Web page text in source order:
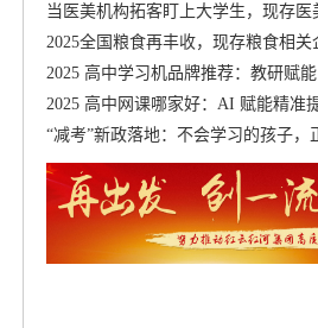
当医美机构拓客盯上大学生，现存医
2025全国粮食再丰收，现存粮食相关
2025 高中学习机品牌推荐：教研赋
2025 高中网课哪家好：AI 赋能精准
“减考”新政落地：不会学习的孩子，